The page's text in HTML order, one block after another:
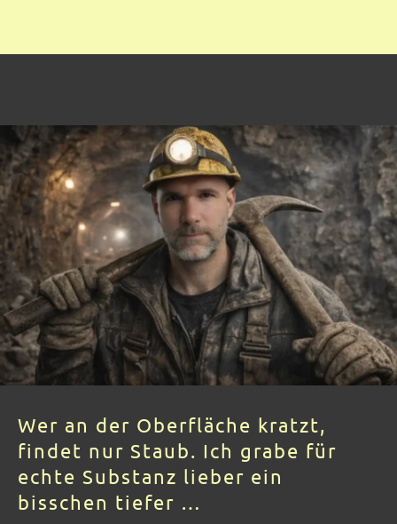
Wer an der Oberfläche kratzt,
findet nur Staub. Ich grabe für
echte Substanz lieber ein
bisschen tiefer …